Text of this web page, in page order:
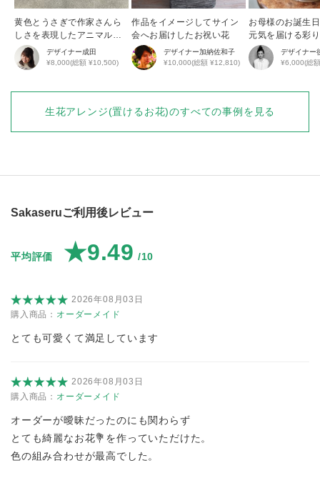
黄色とうさぎで作家さんら
しさを表現したアニマルア
レンジ
デザイナー成田
¥8,000(総額 ¥10,500)
作品をイメージしてサイン
会へお届けしたお祝い花
デザイナー加納佐和子
¥10,000(総額 ¥12,810)
お母様のお誕生
元気を届ける彩
花アレンジデザイナー
¥6,000(総
生花アレンジ(置けるお花)のすべての事例を見る
Sakaseruご利用後レビュー
平均評価 ★9.49 /10
2026年08月03日
購入商品： オーダーメイド
とても可愛くて満足しています
2026年08月03日
購入商品： オーダーメイド
オーダーが曖昧だったのにも関わらず
とても綺麗なお花💐を作っていただけた。
色の組み合わせが最高でした。